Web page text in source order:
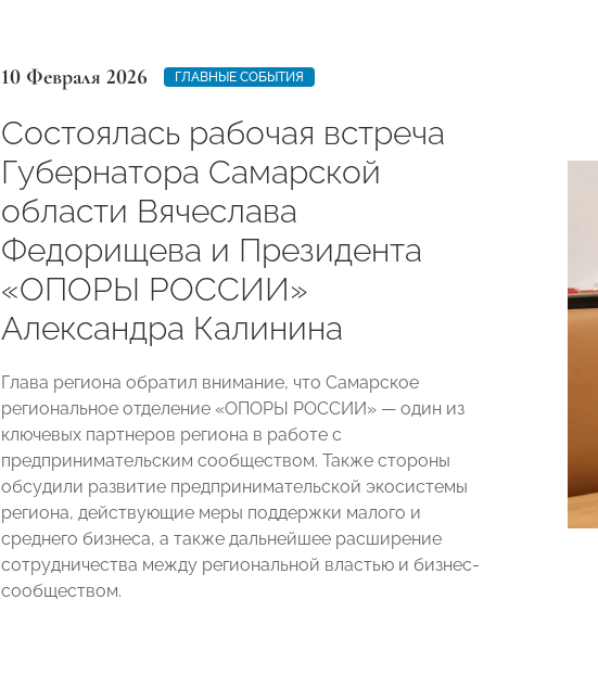
10 Февраля 2026 ГЛАВНЫЕ СОБЫТИЯ
Состоялась рабочая встреча
Губернатора Самарской
области Вячеслава
Федорищева и Президента
«ОПОРЫ РОССИИ»
Александра Калинина
Глава региона обратил внимание, что Самарское
региональное отделение «ОПОРЫ РОССИИ» — один из
ключевых партнеров региона в работе с
предпринимательским сообществом. Также стороны
обсудили развитие предпринимательской экосистемы
региона, действующие меры поддержки малого и
среднего бизнеса, а также дальнейшее расширение
сотрудничества между региональной властью и бизнес-
сообществом.